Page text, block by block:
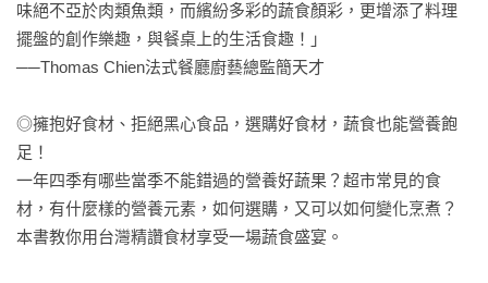
味絕不亞於肉類魚類，而繽紛多彩的蔬食顏彩，更增添了料理
擺盤的創作樂趣，與餐桌上的生活食趣！」
──Thomas Chien法式餐廳廚藝總監簡天才
◎擁抱好食材、拒絕黑心食品，選購好食材，蔬食也能營養飽
足！
一年四季有哪些當季不能錯過的營養好蔬果？超市常見的食
材，有什麼樣的營養元素，如何選購，又可以如何變化烹煮？
本書教你用台灣精讚食材享受一場蔬食盛宴。